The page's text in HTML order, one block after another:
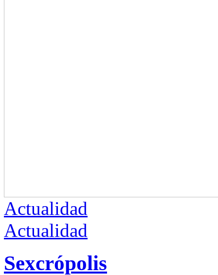
Actualidad
Actualidad
Sexcrópolis